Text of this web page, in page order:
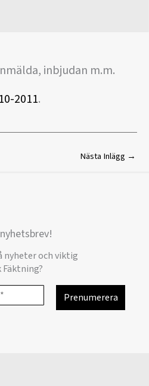
inbjudan m.m.
2011.
Nästa Inlägg →
nyheter och viktig